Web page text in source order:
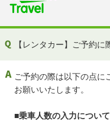
【レンタカー】ご予約
ご予約の際は以下の点に
お願いいたします。
■乗車人数の入力について